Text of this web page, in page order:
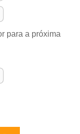
para a próxima